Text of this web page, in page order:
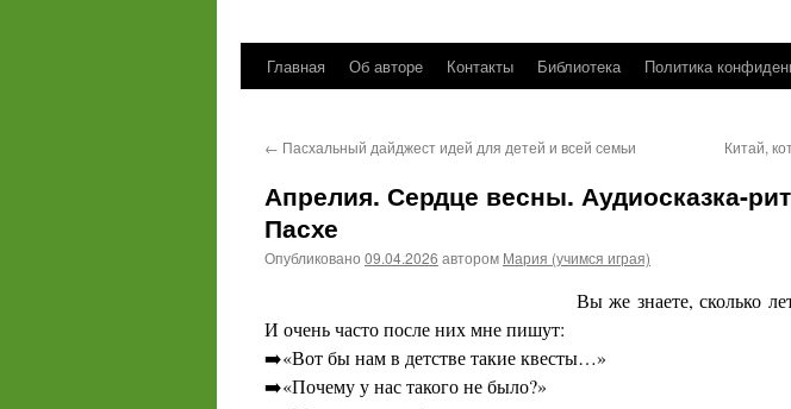
Перейти
содержимому
Главная Об авторе Контакты Библиотека Политика
← Пасхальный дайджест идей для детей и всей семьи Китай,
Апрелия. Сердце весны. Аудиосказка-
Пасхе
Опубликовано 09.04.2026 автором Мария (учимся играя)
Вы же знаете, сколько
И очень часто после них мне пишут:
➡️«Вот бы нам в детстве такие квесты…»
➡️«Почему у нас такого не было?»